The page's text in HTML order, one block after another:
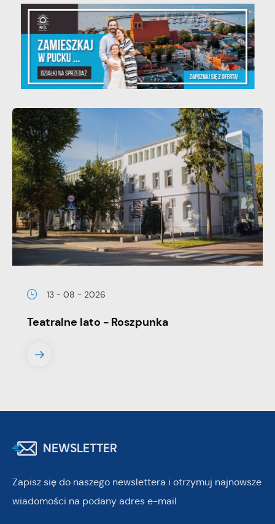
Teatralne lato - Zdrowo i kolorowo
13 - 08 - 2026
Teatralne lato - Roszpunka
NEWSLETTER
Zapisz się do naszego newslettera i otrzymuj najnowsze
wiadomości na podany adres e-mail